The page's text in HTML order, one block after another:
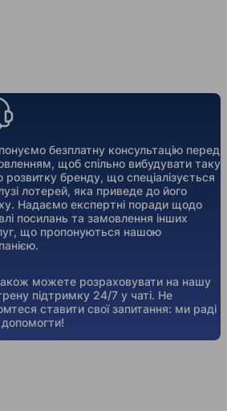
безплатну консультацію перед
щоб спільно вибудувати таку
розвитку бренду, що спеціалізується
лотерей, яка приведе до його
Надаємо експертні поради щодо
посилань та замовлення інших
що пропонуються нашою
можете розраховувати на нашу
підтримку 24/7 у чаті. Не
ставити свої запитання: ми раді